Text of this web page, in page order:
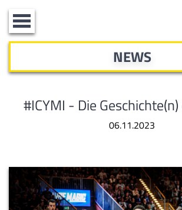
Toggle
navigation
NEWS
#ICYMI - Die
06.11.2023